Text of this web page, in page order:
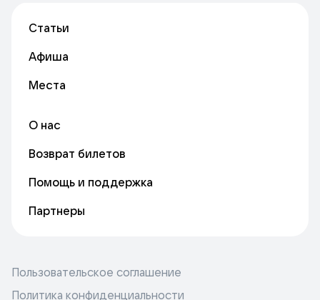
Статьи
Афиша
Места
О нас
Возврат билетов
Помощь и поддержка
Партнеры
Пользовательское соглашение
Политика конфиденциальности